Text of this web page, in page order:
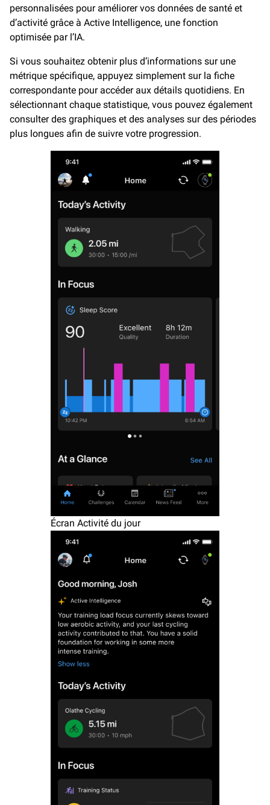
personnalisées pour améliorer vos données de santé et
d’activité grâce à Active Intelligence, une fonction
optimisée par l’IA.
Si vous souhaitez obtenir plus d’informations sur une
métrique spécifique, appuyez simplement sur la fiche
correspondante pour accéder aux détails quotidiens. En
sélectionnant chaque statistique, vous pouvez également
consulter des graphiques et des analyses sur des périodes
plus longues afin de suivre votre progression.
Écran Activité du jour